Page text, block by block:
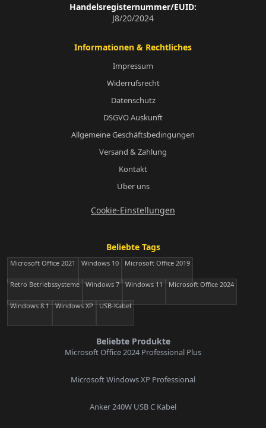
Handelsregisternummer/EUID:
J8/20/2024
Informationen & Rechtliches
Impressum
Widerrufsrecht
Datenschutz
DSGVO Auskunft
Allgemeine Geschäftsbedingungen
Versand & Zahlung
Kontakt
Über uns
Cookie-Einstellungen
Beliebte Tags
Microsoft Office 2021 Windows 10 Microsoft Office 2019
Retro Betriebssysteme Windows 7 Windows 11 Microsoft Office 2024
Windows 8.1 Windows XP USB-Kabel
Beliebte Produkte
Microsoft Office 2024 Professional Plus
Microsoft Windows XP Professional
Anker 240W USB C Kabel